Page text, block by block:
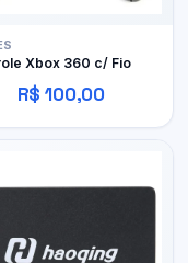
Xbox 360 c/ Fio
R$ 100,00